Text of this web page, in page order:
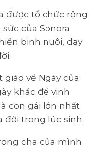
được tổ chức rộng
của Sonora
binh nuôi, dạy
về Ngày của
khác để vinh
con gái lớn nhất
đời trong lúc sinh.
cha của mình